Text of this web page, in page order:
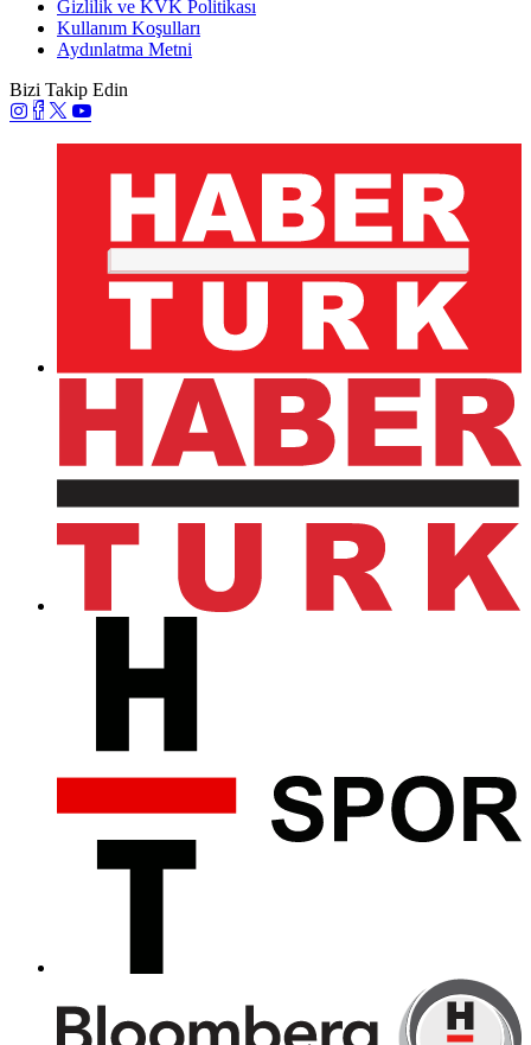
Gizlilik ve KVK Politikası
Kullanım Koşulları
Aydınlatma Metni
Bizi Takip Edin